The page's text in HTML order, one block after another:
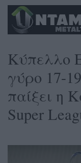
Κύπελλο
γύρο 17-
παίξει η
Super